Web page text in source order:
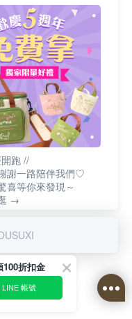
跑 //
謝一路陪伴我們♡
喜等你來發現～
→
100折扣金
LINE 帳號